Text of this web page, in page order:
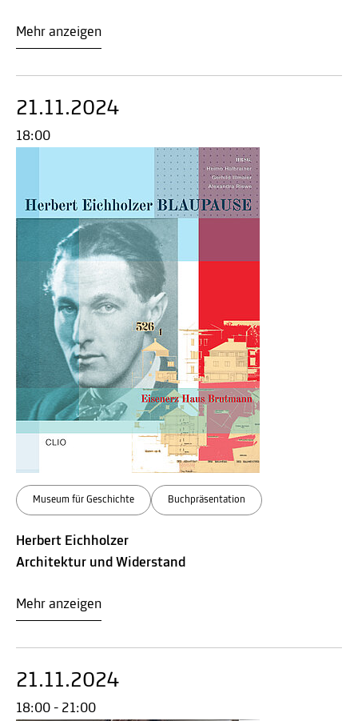
Mehr anzeigen
21.11.2024
18:00
Museum für Geschichte Buchpräsentation
Herbert Eichholzer
Architektur und Widerstand
Mehr anzeigen
21.11.2024
18:00 - 21:00